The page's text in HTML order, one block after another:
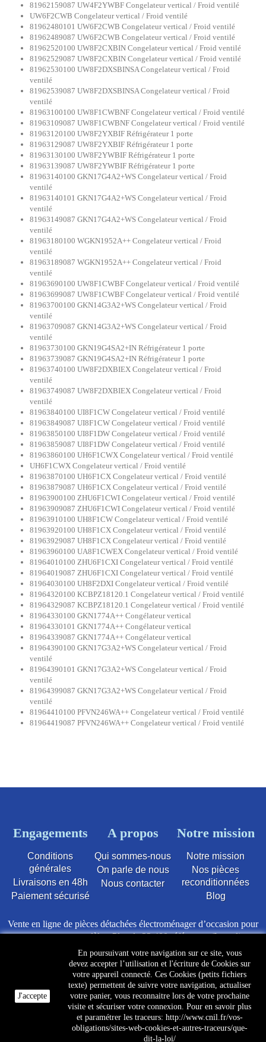
81962159087 UW4F2YWBF Congelateur vertical / Froid ventilé
UW6F2CWB Congelateur vertical / Froid ventilé
81962480101 UW6F2CWB Congelateur vertical / Froid ventilé
81962489087 UW6F2CWB Congelateur vertical / Froid ventilé
81962520100 UW8F2CXBIN Congelateur vertical / Froid ventilé
81962529087 UW8F2CXBIN Congelateur vertical / Froid ventilé
81962530100 UW8F2DXSBINSA Congelateur vertical / Froid
ventilé
81962539087 UW8F2DXSBINSA Congelateur vertical / Froid
ventilé
81963100100 UW8F1CWBNF Congelateur vertical / Froid ventilé
81963109087 UW8F1CWBNF Congelateur vertical / Froid ventilé
81963120100 UW8F2YXBIF Réfrigérateur 1 porte
81963129087 UW8F2YXBIF Réfrigérateur 1 porte
81963130100 UW8F2YWBIF Réfrigérateur 1 porte
81963139087 UW8F2YWBIF Réfrigérateur 1 porte
81963140100 GKN17G4A2+WS Congelateur vertical / Froid
ventilé
81963140101 GKN17G4A2+WS Congelateur vertical / Froid
ventilé
81963149087 GKN17G4A2+WS Congelateur vertical / Froid
ventilé
81963180100 WGKN1952A++ Congelateur vertical / Froid
ventilé
81963189087 WGKN1952A++ Congelateur vertical / Froid
ventilé
81963690100 UW8F1CWBF Congelateur vertical / Froid ventilé
81963699087 UW8F1CWBF Congelateur vertical / Froid ventilé
81963700100 GKN14G3A2+WS Congelateur vertical / Froid
ventilé
81963709087 GKN14G3A2+WS Congelateur vertical / Froid
ventilé
81963730100 GKN19G4SA2+IN Réfrigérateur 1 porte
81963739087 GKN19G4SA2+IN Réfrigérateur 1 porte
81963740100 UW8F2DXBIEX Congelateur vertical / Froid
ventilé
81963749087 UW8F2DXBIEX Congelateur vertical / Froid
ventilé
81963840100 UI8F1CW Congelateur vertical / Froid ventilé
81963849087 UI8F1CW Congelateur vertical / Froid ventilé
81963850100 UI8F1DW Congelateur vertical / Froid ventilé
81963859087 UI8F1DW Congelateur vertical / Froid ventilé
81963860100 UH6F1CWX Congelateur vertical / Froid ventilé
UH6F1CWX Congelateur vertical / Froid ventilé
81963870100 UH6F1CX Congelateur vertical / Froid ventilé
81963879087 UH6F1CX Congelateur vertical / Froid ventilé
81963900100 ZHU6F1CWI Congelateur vertical / Froid ventilé
81963909087 ZHU6F1CWI Congelateur vertical / Froid ventilé
81963910100 UH8F1CW Congelateur vertical / Froid ventilé
81963920100 UH8F1CX Congelateur vertical / Froid ventilé
81963929087 UH8F1CX Congelateur vertical / Froid ventilé
81963960100 UA8F1CWEX Congelateur vertical / Froid ventilé
81964010100 ZHU6F1CXI Congelateur vertical / Froid ventilé
81964019087 ZHU6F1CXI Congelateur vertical / Froid ventilé
81964030100 UH8F2DXI Congelateur vertical / Froid ventilé
81964320100 KCBPZ18120.1 Congelateur vertical / Froid ventilé
81964329087 KCBPZ18120.1 Congelateur vertical / Froid ventilé
81964330100 GKN1774A++ Congélateur vertical
81964330101 GKN1774A++ Congélateur vertical
81964339087 GKN1774A++ Congélateur vertical
81964390100 GKN17G3A2+WS Congelateur vertical / Froid
ventilé
81964390101 GKN17G3A2+WS Congelateur vertical / Froid
ventilé
81964399087 GKN17G3A2+WS Congelateur vertical / Froid
ventilé
81964410100 PFVN246WA++ Congelateur vertical / Froid ventilé
81964419087 PFVN246WA++ Congelateur vertical / Froid ventilé
Engagements
Conditions
générales
Livraisons en 48h
Paiement sécurisé
A propos
Qui sommes-nous
On parle de nous
Nous contacter
Notre mission
Notre mission
Nos pièces
reconditionnées
Blog
Vente en ligne de pièces détachées électroménager d’occasion pour
toutes marques et modèles. Plus de 22 400 références (Lave-linge,
Sèche-linge, Lave-vaisselle, Micro-ondes, Fours, Cuisinières,
Plaques de cuisson, Réfrigérateurs, Congélateurs, aspirateurs,
Télévisions, LCD, Plasma, Téléviseur.)
Les pièces d’occasion sont révisées, testées pas nos techniciens et
mises en stock dans notre dépôt.
J'accepte
En poursuivant votre navigation sur ce site, vous
devez accepter l’utilisation et l'écriture de Cookies sur
votre appareil connecté. Ces Cookies (petits fichiers
texte) permettent de suivre votre navigation, actualiser
votre panier, vous reconnaitre lors de votre prochaine
visite et sécuriser votre connexion. Pour en savoir plus
et paramétrer les traceurs: http://www.cnil.fr/vos-
obligations/sites-web-cookies-et-autres-traceurs/que-
dit-la-loi/